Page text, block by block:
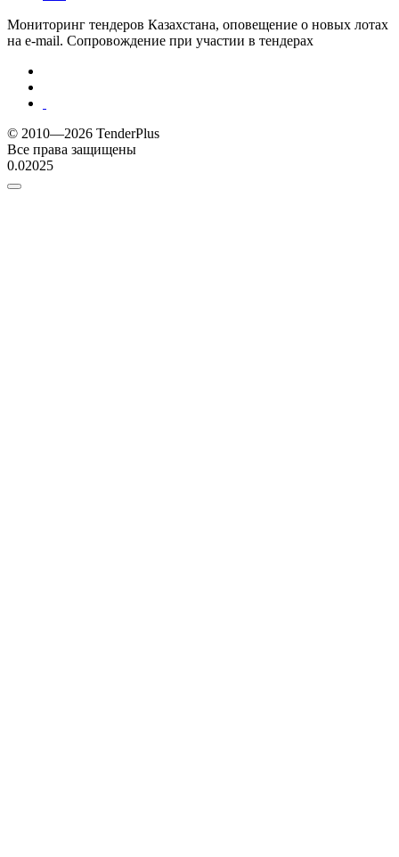
Мониторинг тендеров Казахстана, оповещение о новых лотах
на e-mail. Сопровождение при участии в тендерах
© 2010—2026 TenderPlus
Все права защищены
0.02025